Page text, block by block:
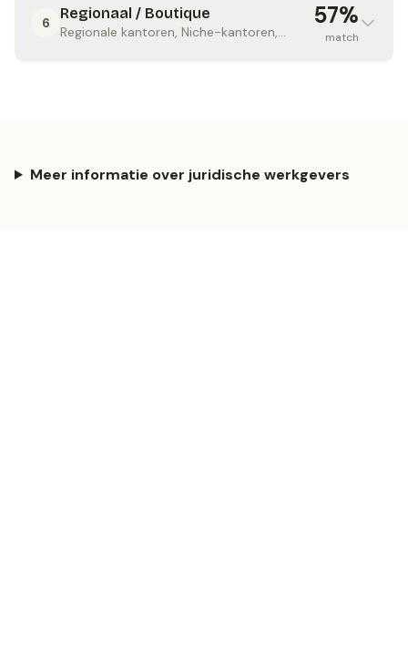
6
Regionaal / Boutique
Regionale kantoren, Niche-kantoren,
57%
match
Meer informatie over juridische werkgevers